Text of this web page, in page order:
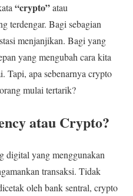
“crypto”atau
terdengar. Bagi sebagian
menjanjikan. Bagi yang
yang mengubah cara kita
Tapi, apa sebenarnya crypto
mulai tertarik?
atau Crypto?
digital yang menggunakan
transaksi. Tidak
oleh bank sentral, crypto